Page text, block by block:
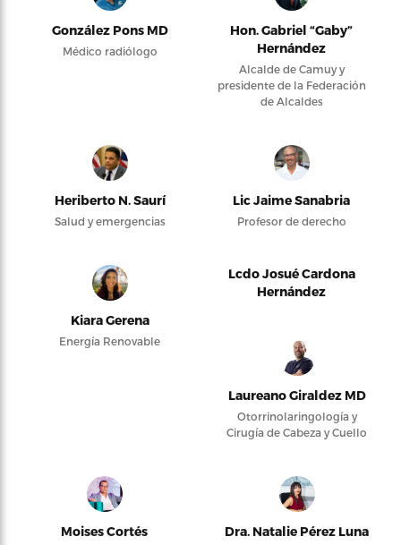
González Pons MD
Médico radiólogo
Hon. Gabriel “Gaby”
Hernández
Alcalde de Camuy y
presidente de la Federación
de Alcaldes
Heriberto N. Saurí
Salud y emergencias
Lic Jaime Sanabria
Profesor de derecho
Kiara Gerena
Energía Renovable
Lcdo Josué Cardona
Hernández
Laureano Giraldez MD
Otorrinolaringología y
Cirugía de Cabeza y Cuello
Moises Cortés Dra. Natalie Pérez Luna